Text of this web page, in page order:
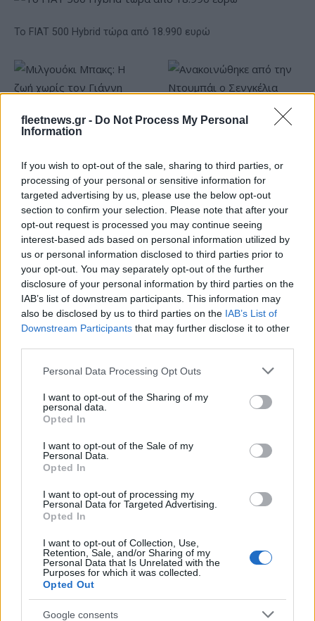
fleetnews.gr - Do Not Process My Personal
Information
If you wish to opt-out of the sale, sharing to third parties, or
processing of your personal or sensitive information for
targeted advertising by us, please use the below opt-out
section to confirm your selection. Please note that after your
opt-out request is processed you may continue seeing
interest-based ads based on personal information utilized by
us or personal information disclosed to third parties prior to
your opt-out. You may separately opt-out of the further
disclosure of your personal information by third parties on the
IAB’s list of downstream participants. This information may
also be disclosed by us to third parties on the IAB’s List of
Downstream Participants that may further disclose it to other
Please note that this website/app uses one or more Google
not limited to your visit or usage behaviour. You may click to
grant or deny consent to Google and its third-party tags to
use your data for below specified purposes in below Google
consent section.
Personal Data Processing Opt Outs
I want to opt-out of the Sharing of my
personal data.
Opted In
I want to opt-out of the Sale of my
Personal Data.
Opted In
I want to opt-out of processing my
Personal Data for Targeted Advertising.
Opted In
I want to opt-out of Collection, Use,
Retention, Sale, and/or Sharing of my
Personal Data that Is Unrelated with the
Purposes for which it was collected.
Opted Out
Google consents
Το FIAT 500 Hybrid τώρα από 18.990 ευρώ
Μιλγουόκι Μπακς: Η ζωή
χωρίς τον Γιάννη
HELLENiQ ENERGY: Κέρδη 393 εκατ. ευρώ στο α' εξάμηνο –
Στα 734 εκατ. ευρώ τα EBITDA
Viohalco: Αυξημένος κατά
14% ο τζίρος στο α'
εξάμηνο, στα 4,3 δισ. ευρώ
EBITDA
1 δισ. ευρώ ως το 2028 για
Η συμφωνία Arval-Athlon αναδιαμορφώνει την αγορά leasing